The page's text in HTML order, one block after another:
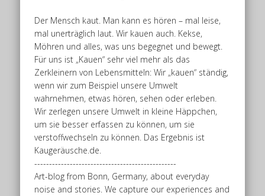
Der Mensch kaut. Man kann es hören – mal leise,
mal unerträglich laut. Wir kauen auch. Kekse,
Möhren und alles, was uns begegnet und bewegt.
Für uns ist „Kauen“ sehr viel mehr als das
Zerkleinern von Lebensmitteln: Wir „kauen“ ständig,
wenn wir zum Beispiel unsere Umwelt
wahrnehmen, etwas hören, sehen oder erleben.
Wir zerlegen unsere Umwelt in kleine Häppchen,
um sie besser erfassen zu können, um sie
verstoffwechseln zu können. Das Ergebnis ist
Kaugeräusche.de.
------------------------------------------------
Art-blog from Bonn, Germany, about everyday
noise and stories. We capture our experiences and